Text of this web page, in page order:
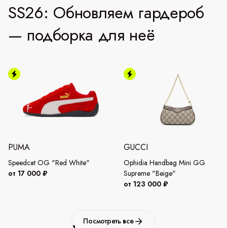
SS26: Обновляем гардероб
— подборка для неё
PUMA
Speedcat OG "Red White"
от 17 000 ₽
GUCCI
Ophidia Handbag Mini GG
Supreme "Beige"
от 123 000 ₽
Посмотреть все